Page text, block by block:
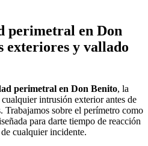
perimetral en Don
exteriores y vallado
perimetral en Don Benito, la
intrusión exterior antes de
Trabajamos sobre el perímetro como
para darte tiempo de reacción
cualquier incidente.